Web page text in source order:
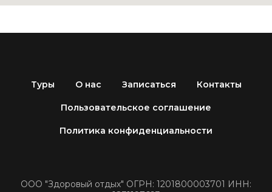
Туры О нас Записаться Контакты
Пользовательское соглашение
Политика конфиденциальности
ООО "Здоровый отдых" ОГРН: 1201800003701 ИНН: